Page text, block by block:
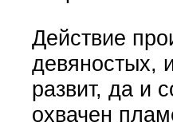
Действие
девяностых,
развит, да и
охвачен